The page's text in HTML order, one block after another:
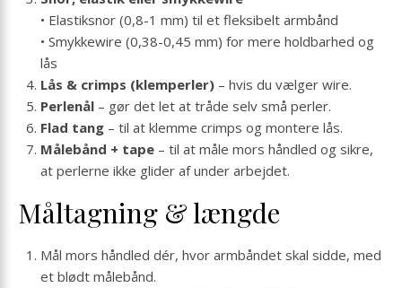
• Elastiksnor (0,8-1 mm) til et fleksibelt armbånd
• Smykkewire (0,38-0,45 mm) for mere holdbarhed og
lås
Lås & crimps (klemperler) – hvis du vælger wire.
Perlenål – gør det let at tråde selv små perler.
Flad tang – til at klemme crimps og montere lås.
Målebånd + tape – til at måle mors håndled og sikre,
at perlerne ikke glider af under arbejdet.
Måltagning & længde
Mål mors håndled dér, hvor armbåndet skal sidde, med
et blødt målebånd.